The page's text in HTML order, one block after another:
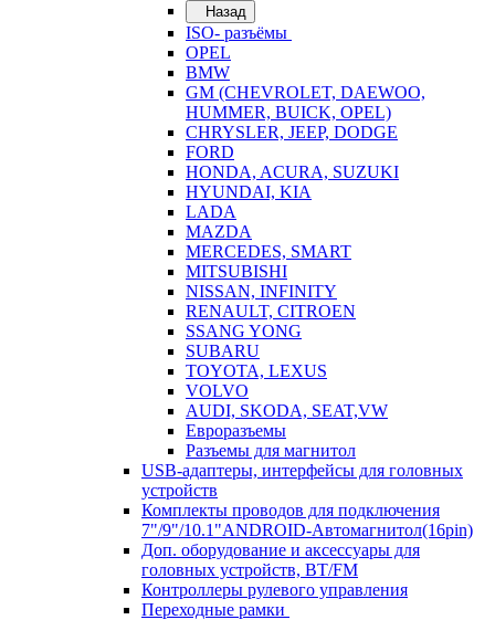
Назад
ISO- разъёмы
OPEL
BMW
GM (CHEVROLET, DAEWOO,
HUMMER, BUICK, OPEL)
CHRYSLER, JEEP, DODGE
FORD
HONDA, ACURA, SUZUKI
HYUNDAI, KIA
LADA
MAZDA
MERCEDES, SMART
MITSUBISHI
NISSAN, INFINITY
RENAULT, CITROEN
SSANG YONG
SUBARU
TOYOTA, LEXUS
VOLVO
AUDI, SKODA, SEAT,VW
Евроразъемы
Разъемы для магнитол
USB-адаптеры, интерфейсы для головных
устройств
Комплекты проводов для подключения
7"/9"/10.1"ANDROID-Автомагнитол(16pin)
Доп. оборудование и аксессуары для
головных устройств, BT/FM
Контроллеры рулевого управления
Переходные рамки